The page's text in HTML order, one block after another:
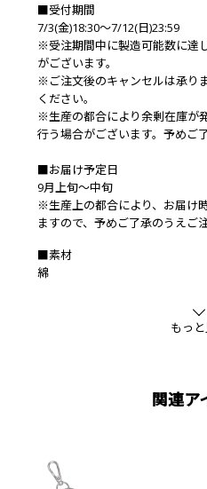
■受付期間
7/3(金)18:30～7/12(日)23:59
※受注期間中に製造可能数に達
がございます。
※ご注文後のキャンセルは承り
ください。
※生産の都合により余剰在庫が
行う場合がございます。予めご
■お届け予定日
9月上旬～中旬
※生産上の都合により、お届け
ますので、予めご了承のうえご
■素材
綿
もっ
関連ア